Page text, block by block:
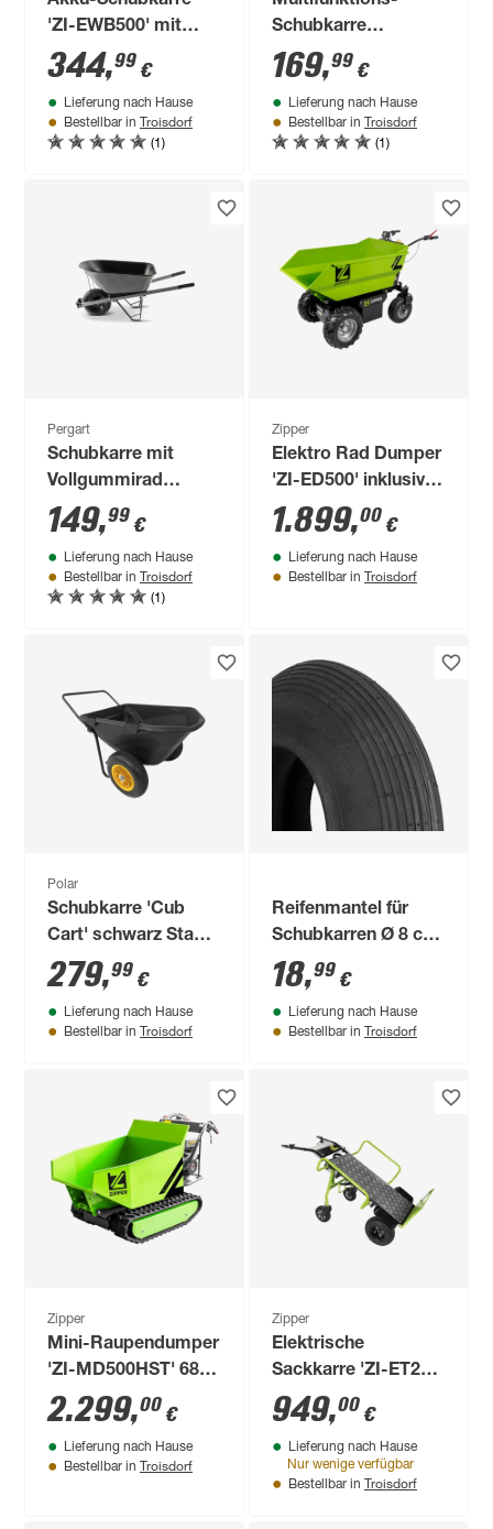
'ZI-EWB500' mit
Akku und Ladegerät
344,99 €
Lieferung nach Hause
Bestellbar in Troisdorf
(1)
Schubkarre
'Aerocart WG050' 8-
in-1 Funktion
169,99 €
Lieferung nach Hause
Bestellbar in Troisdorf
(1)
Pergart
Schubkarre mit
Vollgummirad
anthrazit
149,99 €
Lieferung nach Hause
Bestellbar in Troisdorf
(1)
Zipper
Elektro Rad Dumper
'ZI-ED500' inklusive
Ladegerät und
Batterie 1000 W
1.899,00 €
Lieferung nach Hause
Bestellbar in Troisdorf
Polar
Schubkarre 'Cub
Cart' schwarz Stahl /
Kunststoff 127 x 71
x 74 198 Liter
279,99 €
Lieferung nach Hause
Bestellbar in Troisdorf
Reifenmantel für
Schubkarren Ø 8 cm
101,6 mm (4')
18,99 €
Lieferung nach Hause
Bestellbar in Troisdorf
Zipper
Mini-Raupendumper
'ZI-MD500HST' 6800
W
2.299,00 €
Lieferung nach Hause
Bestellbar in Troisdorf
Zipper
Elektrische
Sackkarre 'ZI-ET260'
40 V / 6 Ah inklusive
Akku und Ladegerät
949,00 €
Lieferung nach Hause
Nur wenige verfügbar
Bestellbar in Troisdorf